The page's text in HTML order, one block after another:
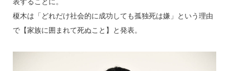
表することに。
榎木は「どれだけ社会的に成功しても孤独死は嫌」という理由
で【家族に囲まれて死ぬこと】と発表。